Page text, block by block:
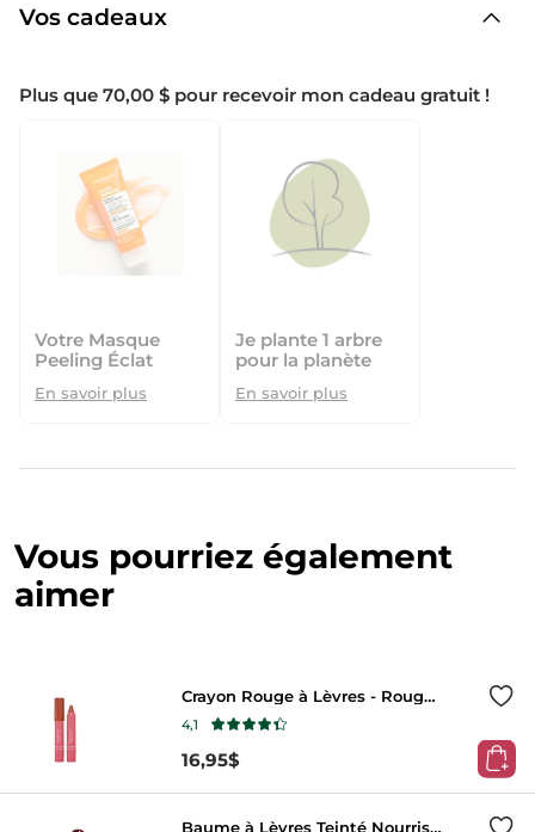
Vos cadeaux
Plus que 70,00 $ pour recevoir mon cadeau gratuit !
Votre Masque
Peeling Éclat
En savoir plus
Je plante 1 arbre
pour la planète
En savoir plus
Vous pourriez également
aimer
Crayon Rouge à Lèvres - Rouge Elixir
4,1
16,95$ CHOISISSEZ VOTRE
Baume à Lèvres Teinté Nourrissant - Prune Intense